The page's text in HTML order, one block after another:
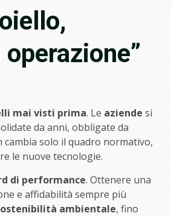
mai visti prima. Le aziende si
da anni, obbligate da
solo il quadro normativo,
le nuove tecnologie.
di performance. Ottenere una
e affidabilità sempre più
ambientale, fino